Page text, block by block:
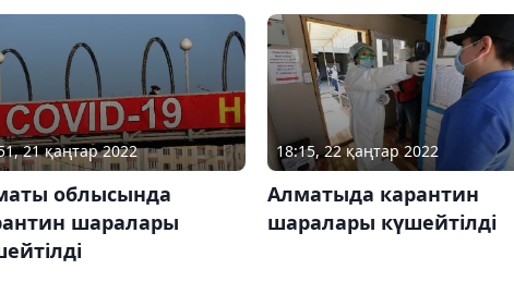
21 қаңтар 2022
облысында
шаралары
18:15, 22 қаңтар 2022
Алматыда карантин
шаралары күшейтілді